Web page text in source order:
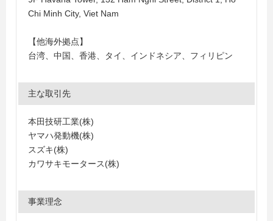
Chi Minh City, Viet Nam
【他海外拠点】
台湾、中国、香港、タイ、インドネシア、フィリピン
主な取引先
本田技研工業(株)
ヤマハ発動機(株)
スズキ(株)
カワサキモータース(株)
事業理念